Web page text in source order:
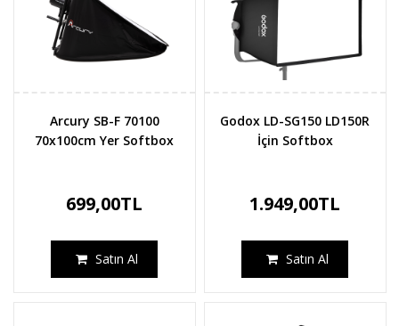
Arcury SB-F 70100
70x100cm Yer Softbox
699,00TL
Satın Al
Godox LD-SG150 LD150R
İçin Softbox
1.949,00TL
Satın Al